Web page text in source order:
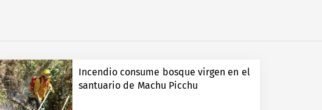
Incendio consume bosque virgen en el
santuario de Machu Picchu